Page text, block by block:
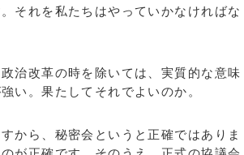
それを私たちはやっていかなければな
治改革の時を除いては、実質的な意味
い。果たしてそれでよいのか。
から、秘密会というと正確ではありま